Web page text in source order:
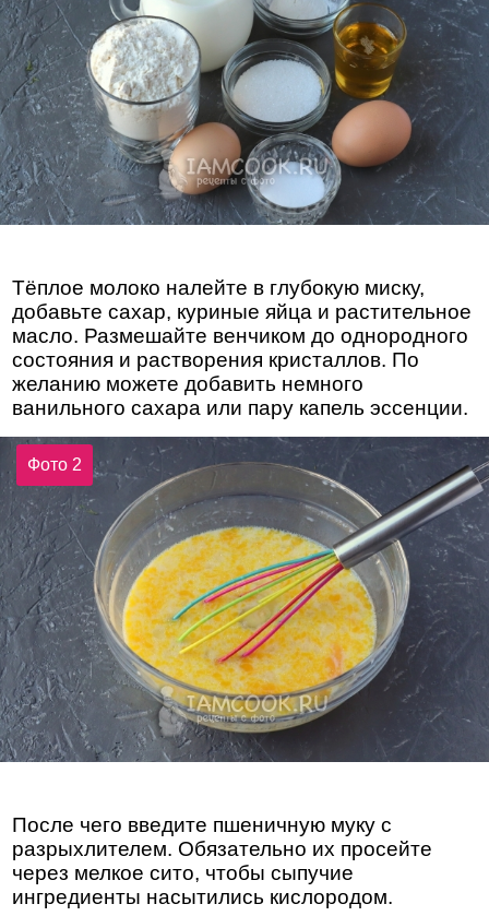
Тёплое молоко налейте в глубокую миску,
добавьте сахар, куриные яйца и растительное
масло. Размешайте венчиком до однородного
состояния и растворения кристаллов. По
желанию можете добавить немного
ванильного сахара или пару капель эссенции.
Фото 2
После чего введите пшеничную муку с
разрыхлителем. Обязательно их просейте
через мелкое сито, чтобы сыпучие
ингредиенты насытились кислородом.